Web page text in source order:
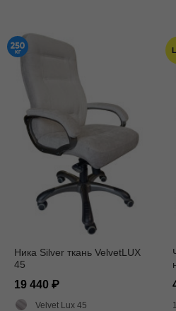
Ника Silver ткань VelvetLUX
45
19 440
Velvet Lux 45